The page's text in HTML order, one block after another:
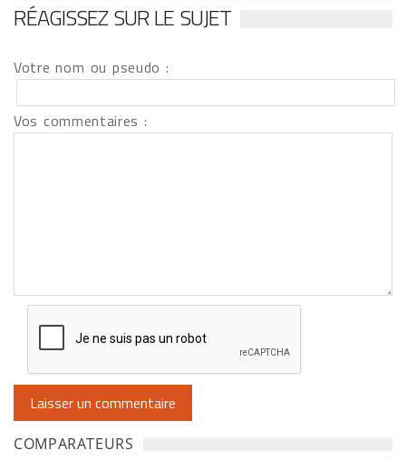
RÉAGISSEZ SUR LE SUJET
Votre nom ou pseudo :
Vos commentaires :
COMPARATEURS